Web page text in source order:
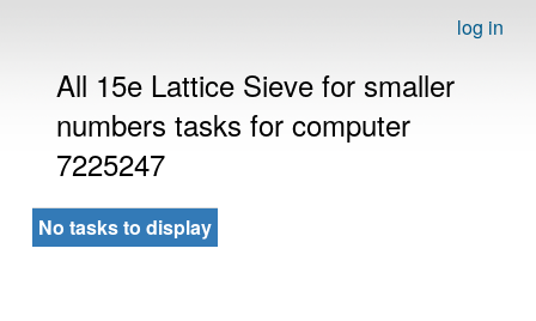
log in
All 15e Lattice Sieve for smaller
numbers tasks for computer
7225247
No tasks to display